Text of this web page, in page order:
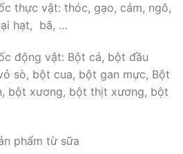
thực vật: thóc, gạo, cám, ngô,
hạt, bã, …
động vật: Bột cá, bột đầu
sò, bột cua, bột gan mực, Bột
bột xương, bột thịt xương, bột
phẩm từ sữa